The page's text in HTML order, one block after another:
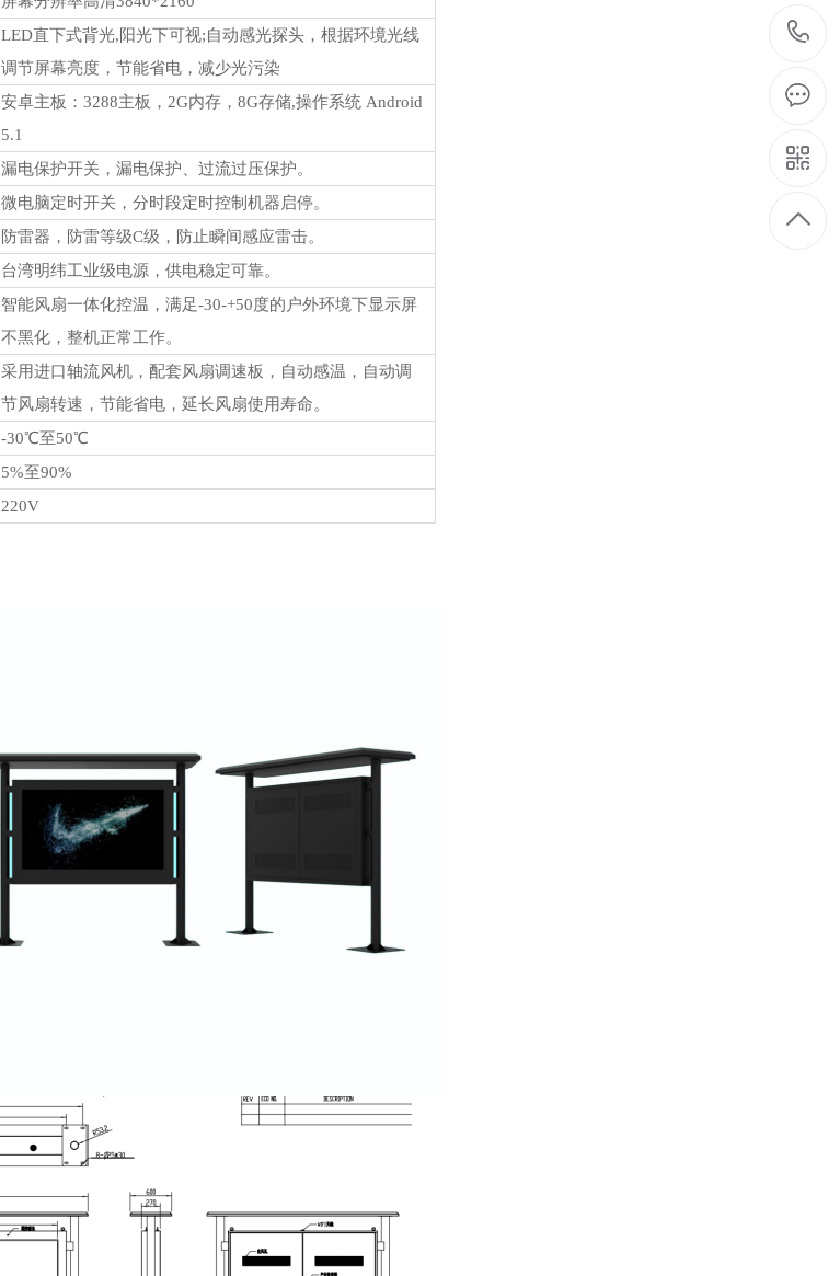
LED直下式背光,阳光下可视;自动感光探头，根据环境光线
调节屏幕亮度，节能省电，减少光污染
安卓主板： 3288主板，2G内存，8G存储,操作系统 Android
5.1
漏电保护开关，漏电保护、过流过压保护。
微电脑定时开关，分时段定时控制机器启停。
防雷器，防雷等级C级，防止瞬间感应雷击。
台湾明纬工业级电源，供电稳定可靠。
智能风扇一体化控温，满足-30-+50度的户外环境下显示屏
不黑化，整机正常工作。
采用进口轴流风机，配套风扇调速板，自动感温，自动调
节风扇转速，节能省电，延长风扇使用寿命。
-30℃至50℃
5%至90%
220V